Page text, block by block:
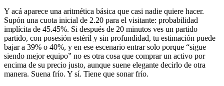
Y acá aparece una aritmética básica que casi nadie quiere hacer.
Supón una cuota inicial de 2.20 para el visitante: probabilidad
implícita de 45.45%. Si después de 20 minutos ves un partido
partido, con posesión estéril y sin profundidad, tu estimación puede
bajar a 39% o 40%, y en ese escenario entrar solo porque “sigue
siendo mejor equipo” no es otra cosa que comprar un activo por
encima de su precio justo, aunque suene elegante decirlo de otra
manera. Suena frío. Y sí. Tiene que sonar frío.